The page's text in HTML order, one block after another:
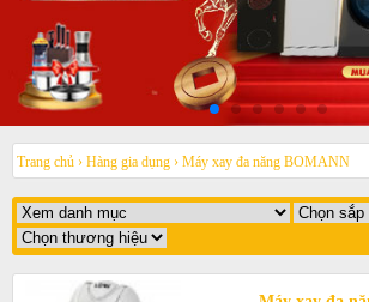
Trang chủ › Hàng gia dụng › Máy xay đa năng BOMANN